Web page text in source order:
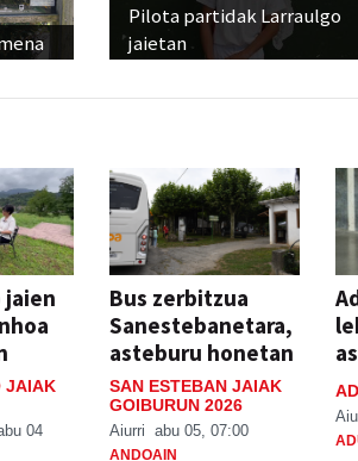
Pilota partidak Larraulgo
jaietan
jaien
JAIAK
04
Bus zerbitzua
Sanestebanetara,
asteburu honetan
SAN ESTEBAN JAIAK
GOIBURUN 2026
Aiurri abu 05, 07:00
ANDOAIN